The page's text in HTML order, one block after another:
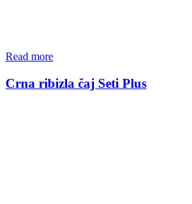
Read more
Crna ribizla čaj Seti Plus